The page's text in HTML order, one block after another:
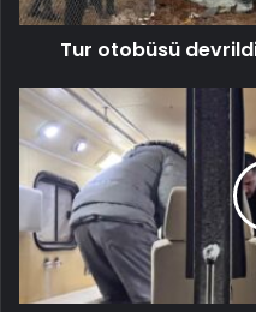
Tur otobüsü